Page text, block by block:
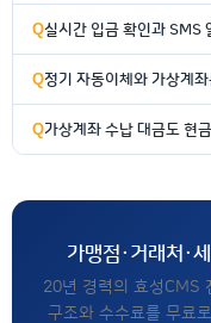
실시간 입금 확인과 SMS
정기 자동이체와 가상계
가상계좌 수납 대금도 현
가맹점·거래처·
20년 경력의 효성CMS
구조와 수수료를 무료